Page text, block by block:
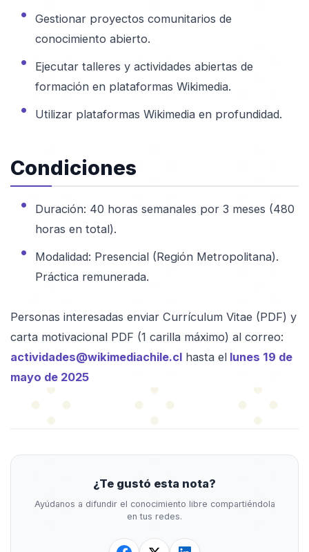
Gestionar proyectos comunitarios de
conocimiento abierto.
Ejecutar talleres y actividades abiertas de
formación en plataformas Wikimedia.
Utilizar plataformas Wikimedia en profundidad.
Condiciones
Duración: 40 horas semanales por 3 meses (480
horas en total).
Modalidad: Presencial (Región Metropolitana).
Práctica remunerada.
Personas interesadas enviar Currículum Vitae (PDF) y
carta motivacional PDF (1 carilla máximo) al correo:
actividades@wikimediachile.clhasta ellunes 19 de
mayo de 2025
¿Te gustó esta nota?
Ayúdanos a difundir el conocimiento libre compartiéndola
en tus redes.